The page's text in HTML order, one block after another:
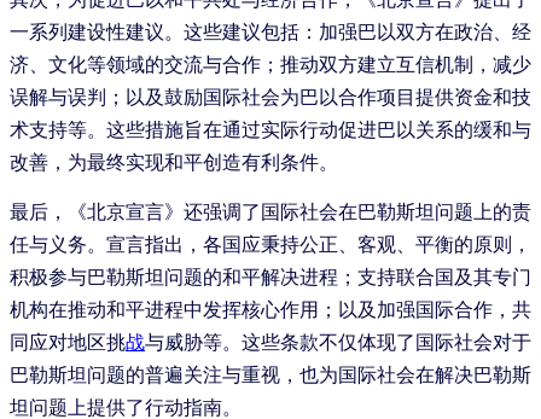
一系列建设性建议。这些建议包括：加强巴以双方在政治、经
济、文化等领域的交流与合作；推动双方建立互信机制，减少
误解与误判；以及鼓励国际社会为巴以合作项目提供资金和技
术支持等。这些措施旨在通过实际行动促进巴以关系的缓和与
改善，为最终实现和平创造有利条件。
最后，《北京宣言》还强调了国际社会在巴勒斯坦问题上的责
任与义务。宣言指出，各国应秉持公正、客观、平衡的原则，
积极参与巴勒斯坦问题的和平解决进程；支持联合国及其专门
机构在推动和平进程中发挥核心作用；以及加强国际合作，共
同应对地区挑战与威胁等。这些条款不仅体现了国际社会对于
巴勒斯坦问题的普遍关注与重视，也为国际社会在解决巴勒斯
坦问题上提供了行动指南。